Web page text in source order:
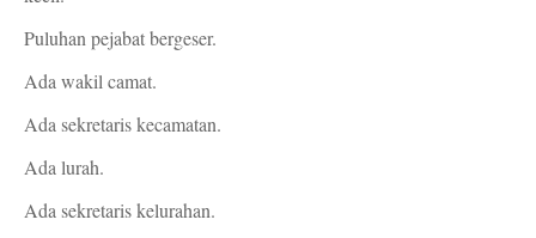
Puluhan pejabat bergeser.
Ada wakil camat.
Ada sekretaris kecamatan.
Ada lurah.
Ada sekretaris kelurahan.